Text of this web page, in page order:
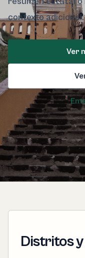
contexto adicional.
Ver
Distritos